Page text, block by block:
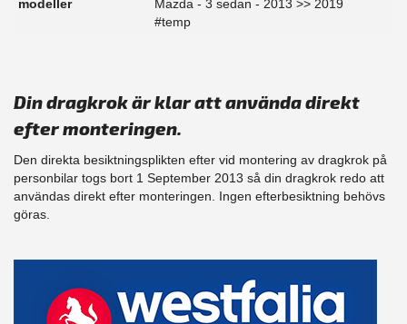
modeller
Mazda - 3 sedan - 2013 >> 2019
#temp
Din dragkrok är klar att använda direkt
efter monteringen.
Den direkta besiktningsplikten efter vid montering av dragkrok på
personbilar togs bort 1 September 2013 så din dragkrok redo att
användas direkt efter monteringen. Ingen efterbesiktning behövs
göras.